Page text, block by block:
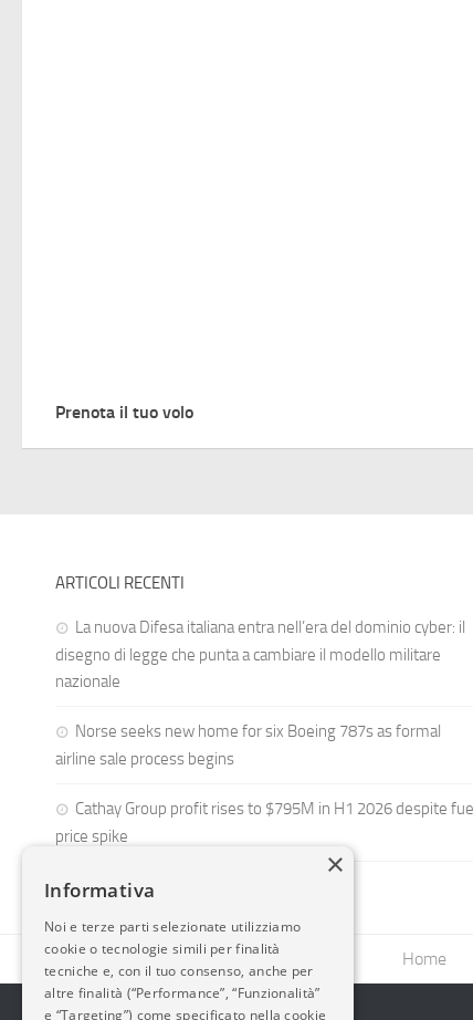
Prenota il tuo volo
ARTICOLI RECENTI
La nuova Difesa italiana entra nell’era del dominio cyber: il
disegno di legge che punta a cambiare il modello militare
nazionale
Norse seeks new home for six Boeing 787s as formal
airline sale process begins
Cathay Group profit rises to $795M in H1 2026 despite
price spike
Home
×
Informativa
Noi e terze parti selezionate utilizziamo
cookie o tecnologie simili per finalità
tecniche e, con il tuo consenso, anche per
altre finalità (“Performance”, “Funzionalità”
e “Targeting”) come specificato nella cookie